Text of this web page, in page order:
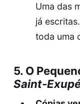
Uma das
já
toda uma
5. O
Saint-